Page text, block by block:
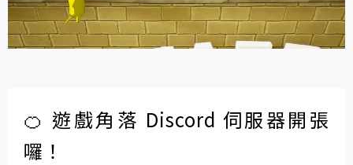
🍊 遊戲角落 Discord 伺服器開張
囉！